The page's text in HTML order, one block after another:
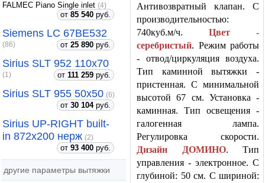
FALMEC Piano Single inlet (4)
от 85 540 руб.
Siemens LC 67BE532
(86) от 25 890 руб.
Sirius SLT 952 110x70
(1) от 111 259 руб.
Sirius SLT 955 50x50 (6)
от 30 104руб.
Sirius UP-RIGHT built-
in 872x200 нерж (2)
от 93 400 руб.
другие параметры вытяжки
Антивозвратный клапан. С
производительностью:
740куб.м/ч. Цвет -
серебристый. Режим работы
- отвод/циркуляция воздуха.
Тип каминной вытяжки -
пристенная. С минимальной
высотой 67 см. Установка -
каминная. Тип освещения -
галогенная лампа.
Регулировка скорости.
Дизайн ДОМИНО. Тип
управления - электронное. С
глубиной: 50 см. С шириной: